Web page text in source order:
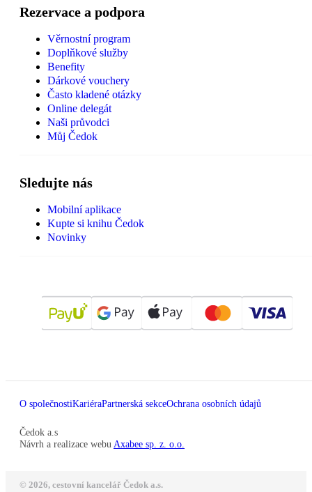
Rezervace a podpora
Věrnostní program
Doplňkové služby
Benefity
Dárkové vouchery
Často kladené otázky
Online delegát
Naši průvodci
Můj Čedok
Sledujte nás
Mobilní aplikace
Kupte si knihu Čedok
Novinky
O společnostiKariéraPartnerská sekceOchrana osobních údajů
Čedok a.s
Návrh a realizace webu Axabee sp. z. o.o.
© 2026, cestovní kancelář Čedok a.s.